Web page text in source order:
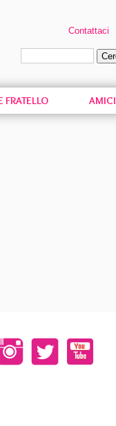
Contattaci
FRATELLO AMICI